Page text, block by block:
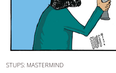
STUPS: MASTERMIND